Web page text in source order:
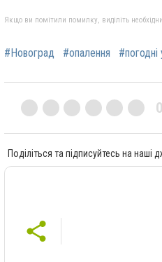
Якщо ви помітили помилку, виділіть
#Новоград #опалення
Поділіться та підписуйтесь на наші